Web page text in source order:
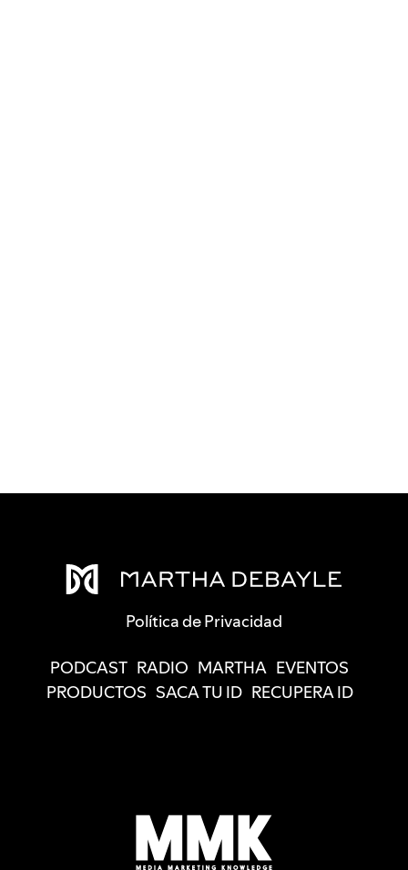
Política de Privacidad
PODCAST RADIO MARTHA EVENTOS
PRODUCTOS SACA TU ID RECUPERA ID